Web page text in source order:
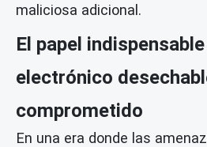
maliciosa adicional.
El papel
electrónico
comprometido
En una era donde las